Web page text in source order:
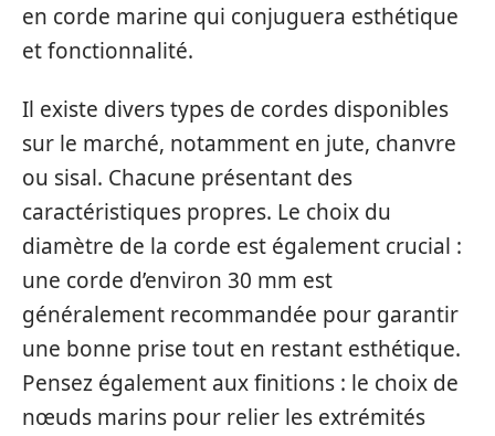
en corde marine qui conjuguera esthétique
et fonctionnalité.
Il existe divers types de cordes disponibles
sur le marché, notamment en jute, chanvre
ou sisal. Chacune présentant des
caractéristiques propres. Le choix du
diamètre de la corde est également crucial :
une corde d’environ 30 mm est
généralement recommandée pour garantir
une bonne prise tout en restant esthétique.
Pensez également aux finitions : le choix de
nœuds marins pour relier les extrémités